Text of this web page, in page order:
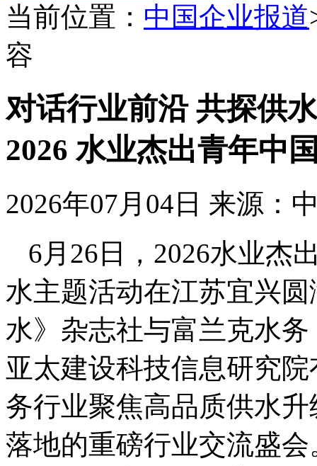
当前位置： 中国企业报道
容
对话行业前沿 共探供
2026 水业杰出青年中
2026年07月04日 来源：
6月26日，2026水业杰
水主题活动在江苏宜兴
水》杂志社与富兰克水
亚太建设科技信息研究
务行业聚焦高品质供水
落地的重磅行业交流盛